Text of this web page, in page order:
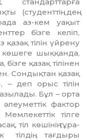
стан­дарттарға
(студенттің дең­
аз-кем уа­қыт
бізге келіп,
қазақ тілін үй­рену
көшеге шыққанда,
қазақ ті­лінен
Сондықтан қазақ
– деп орыс тілін
Бұл – орта
фактор
тілге
тіл көшінің тұра­
тілдің тағ­дыры